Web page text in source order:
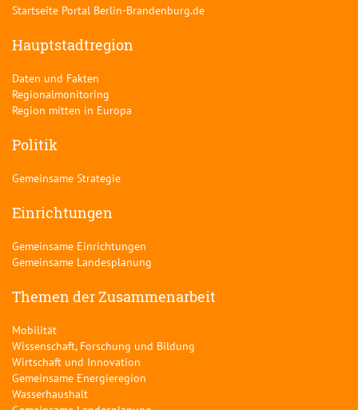
Startseite Portal Berlin-Brandenburg.de
Hauptstadtregion
Daten und Fakten
Regionalmonitoring
Region mitten in Europa
Politik
Gemeinsame Strategie
Einrichtungen
Gemeinsame Einrichtungen
Gemeinsame Landesplanung
Themen der Zusammenarbeit
Mobilität
Wissenschaft, Forschung und Bildung
Wirtschaft und Innovation
Gemeinsame Energieregion
Wasserhaushalt